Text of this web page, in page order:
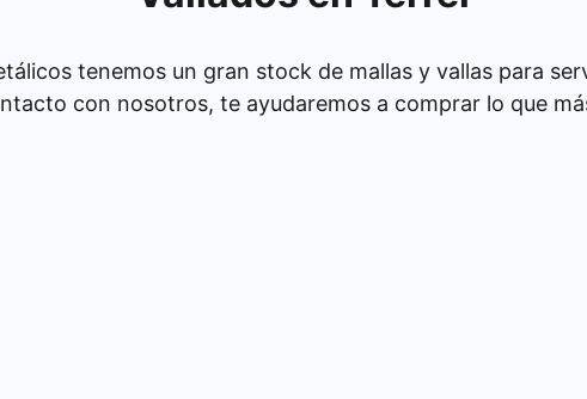
tenemos un gran stock de mallas y vallas para
con nosotros, te ayudaremos a comprar lo que